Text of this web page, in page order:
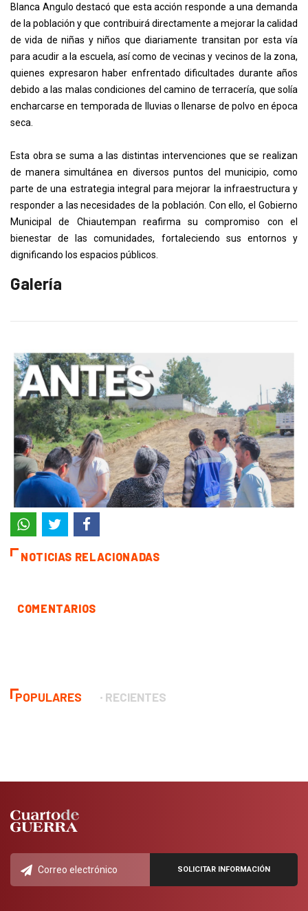
Blanca Angulo destacó que esta acción responde a una demanda
de la población y que contribuirá directamente a mejorar la calidad
de vida de niñas y niños que diariamente transitan por esta vía
para acudir a la escuela, así como de vecinas y vecinos de la zona,
quienes expresaron haber enfrentado dificultades durante años
debido a las malas condiciones del camino de terracería, que solía
encharcarse en temporada de lluvias o llenarse de polvo en época
seca.
Esta obra se suma a las distintas intervenciones que se realizan
de manera simultánea en diversos puntos del municipio, como
parte de una estrategia integral para mejorar la infraestructura y
responder a las necesidades de la población. Con ello, el Gobierno
Municipal de Chiautempan reafirma su compromiso con el
bienestar de las comunidades, fortaleciendo sus entornos y
dignificando los espacios públicos.
Galería
NOTICIAS RELACIONADAS
COMENTARIOS
POPULARES RECIENTES